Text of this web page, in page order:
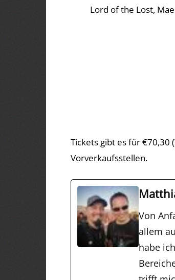
Lord of the Lost,
Tickets gibt es für €70,30
Vorverkaufsstellen.
Von
allem
habe